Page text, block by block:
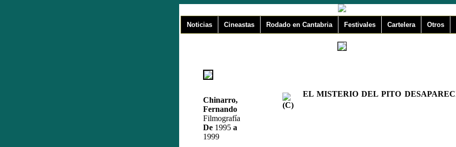
Noticias Cineastas Rodado en Cantabria Festivales Cartelera Otros
Chinarro,
Fernando
Filmografía
De 1995 a
1999
EL MISTERIO DEL PITO
(C)